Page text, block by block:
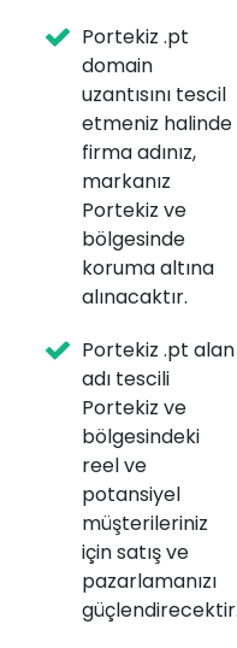
Portekiz .pt
domain
uzantısını tescil
etmeniz halinde
firma adınız,
markanız
Portekiz ve
bölgesinde
koruma altına
alınacaktır.
Portekiz .pt alan
adı tescili
Portekiz ve
bölgesindeki
reel ve
potansiyel
müşterileriniz
için satış ve
pazarlamanızı